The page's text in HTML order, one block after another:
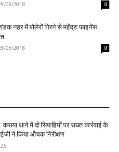
08/2018 0
नहर में बोलेरों गिरने से महेंद्रा फाइनेंस
08/2018 0
थाने में दो सिपाहियों पर सख्त कार्रवाई के
ने किया औचक निरीक्षण